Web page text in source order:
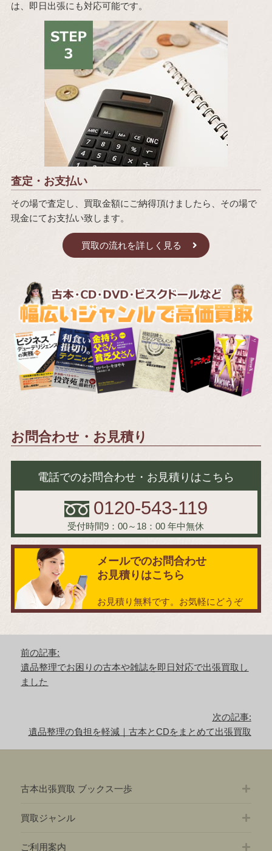
は、即日出張にも対応可能です。
査定・お支払い
その場で査定し、買取金額にご納得頂けましたら、その場で
現金にてお支払い致します。
買取の流れを詳しく見る
お問合わせ・お見積り
電話でのお問合わせ・お見積りはこちら
0120-543-119
受付時間9：00～18：00 年中無休
メールでのお問合わせ
お見積りはこちら
お見積り無料です。お気軽にどうぞ
前の記事:
前
の
遺品整理でお困りの古本や雑誌を即日対応で出張買取し
ました
次の記事:
次遺品整理の負担を軽減｜古本とCDをまとめて出張買取
古本出張買取 ブックス一歩
買取ジャンル
ご利用案内